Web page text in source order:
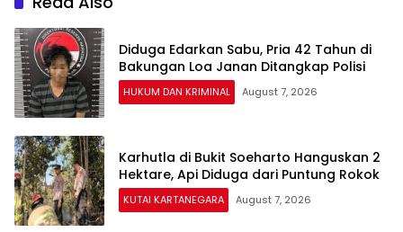
Diduga Edarkan Sabu, Pria 42 Tahun di
Bakungan Loa Janan Ditangkap Polisi
HUKUM DAN KRIMINAL August 7, 2026
Karhutla di Bukit Soeharto Hanguskan 2
Hektare, Api Diduga dari Puntung Rokok
KUTAI KARTANEGARA August 7, 2026